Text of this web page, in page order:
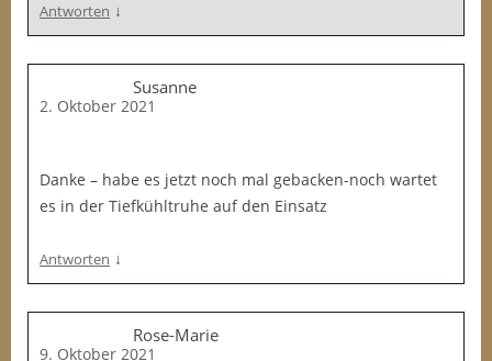
Antworten ↓
Susanne
2. Oktober 2021
Danke – habe es jetzt noch mal gebacken-noch wartet
es in der Tiefkühltruhe auf den Einsatz
Antworten ↓
Rose-Marie
9. Oktober 2021